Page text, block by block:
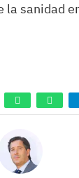
sanidad